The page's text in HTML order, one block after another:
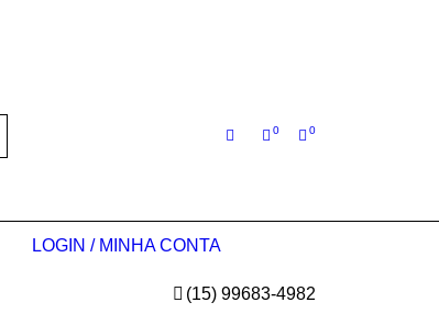
0
0
LOGIN / MINHA CONTA
(15) 99683-4982